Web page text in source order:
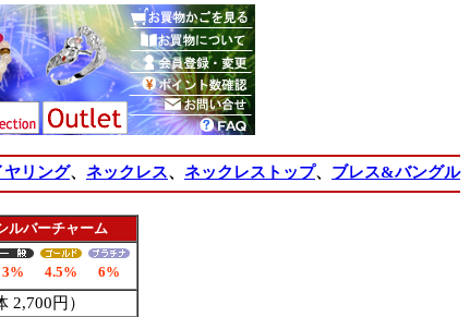
リング、 ネックレス、 ネックレストップ、 ブレス&バングル
ルバーチャーム
3% 4.5%
6%
2,700円）